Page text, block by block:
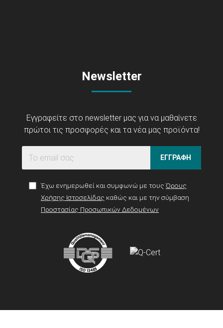
Newsletter
Εγγραφείτε στο newsletter μας για να μαθαίνετε
πρώτοι τις προσφορές και τα νέα μας προϊόντα!
ΕΓΓΡΑΦΗ
Έχω ενημερωθεί και συμφωνώ με τους Όρους
Χρήσης Ιστοσελίδας καθώς και με την σύμβαση
Προστασίας Προσωπικών Δεδομένων